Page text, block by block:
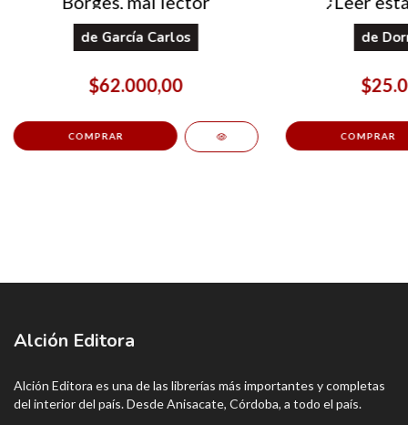
de García Carlos
$62.000,00
de
Alción Editora
Alción Editora es una de las librerías más importantes y completas
del interior del país. Desde Anisacate, Córdoba, a todo el país.